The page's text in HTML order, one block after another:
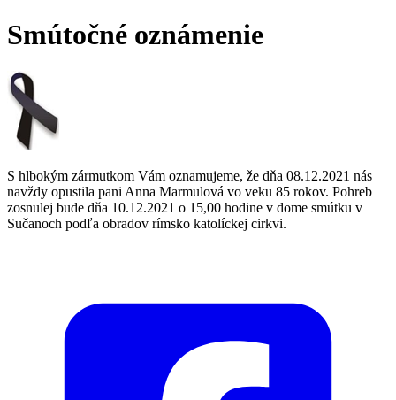
Smútočné oznámenie
S hlbokým zármutkom Vám oznamujeme, že dňa 08.12.2021 nás
navždy opustila pani Anna Marmulová vo veku 85 rokov. Pohreb
zosnulej bude dňa 10.12.2021 o 15,00 hodine v dome smútku v
Sučanoch podľa obradov rímsko katolíckej cirkvi.